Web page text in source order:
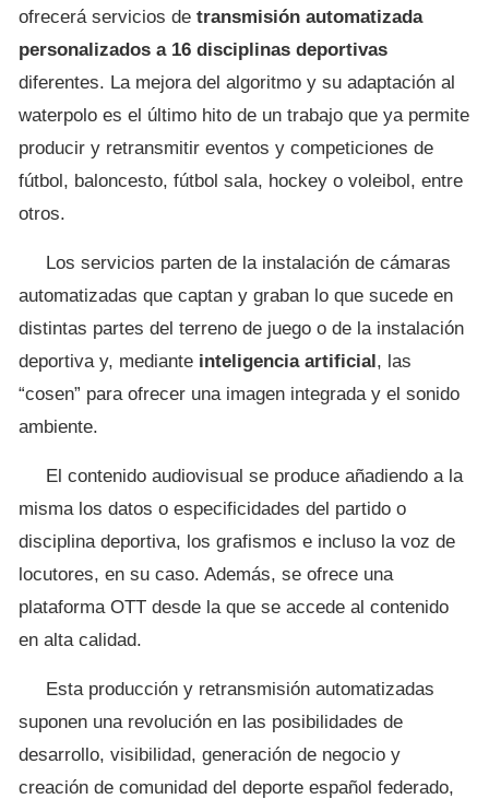
ofrecerá servicios de transmisión automatizada
personalizados a 16 disciplinas deportivas
diferentes. La mejora del algoritmo y su adaptación al
waterpolo es el último hito de un trabajo que ya permite
producir y retransmitir eventos y competiciones de
fútbol, baloncesto, fútbol sala, hockey o voleibol, entre
otros.
Los servicios parten de la instalación de cámaras
automatizadas que captan y graban lo que sucede en
distintas partes del terreno de juego o de la instalación
deportiva y, mediante inteligencia artificial, las
“cosen” para ofrecer una imagen integrada y el sonido
ambiente.
El contenido audiovisual se produce añadiendo a la
misma los datos o especificidades del partido o
disciplina deportiva, los grafismos e incluso la voz de
locutores, en su caso. Además, se ofrece una
plataforma OTT desde la que se accede al contenido
en alta calidad.
Esta producción y retransmisión automatizadas
suponen una revolución en las posibilidades de
desarrollo, visibilidad, generación de negocio y
creación de comunidad del deporte español federado,